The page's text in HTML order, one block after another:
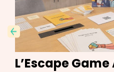
ous
L’Escape